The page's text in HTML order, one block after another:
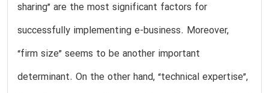
sharing” are the most significant factors for
successfully implementing e-business. Moreover,
“firm size” seems to be another important
determinant. On the other hand, “technical expertise”,